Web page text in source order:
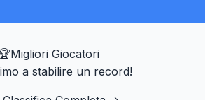
Migliori Giocatori
a stabilire un record!